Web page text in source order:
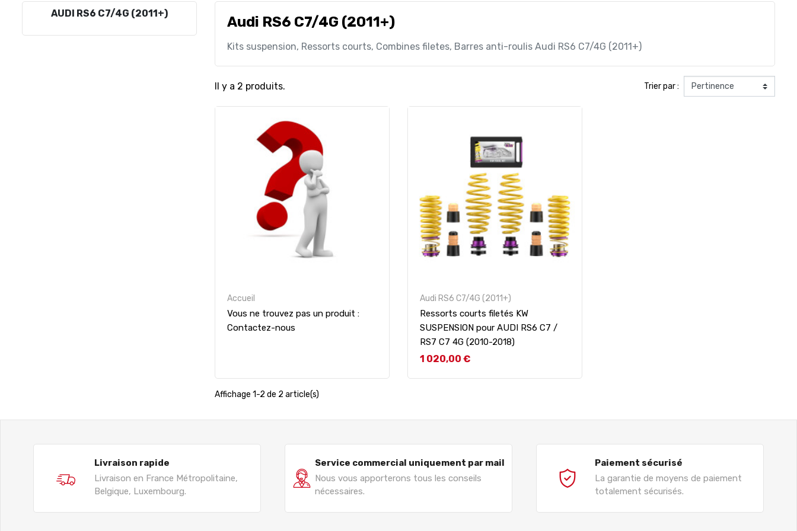
AUDI RS6 C7/4G (2011+)
Audi RS6 C7/4G (2011+)
Kits suspension, Ressorts courts, Combines filetes, Barres anti-roulis Audi RS6 C7/4G (2011+)
Il y a 2 produits. Trier par :
Accueil
Vous ne trouvez pas un produit :
Contactez-nous
Audi RS6 C7/4G (2011+)
Ressorts courts filetés KW
SUSPENSION pour AUDI RS6 C7 /
RS7 C7 4G (2010-2018)
Prix
1 020,00 €
Affichage 1-2 de 2 article(s)
Livraison rapide
Livraison en France Métropolitaine,
Belgique, Luxembourg.
Service commercial uniquement par mail
Nous vous apporterons tous les conseils
nécessaires.
Paiement sécurisé
La garantie de moyens de paiement
totalement sécurisés.